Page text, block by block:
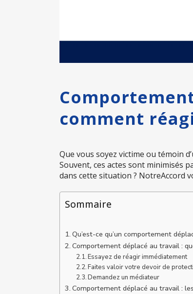
comment
Que vous soyez victime ou témoin
Souvent, ces actes sont minimisés
dans cette situation ? NotreAccord
Sommaire
Qu’est-ce qu’un comportement
Comportement déplacé au travail :
Essayez de réagir immédiatement
Faites valoir votre devoir de
Demandez un médiateur
Comportement déplacé au travail :